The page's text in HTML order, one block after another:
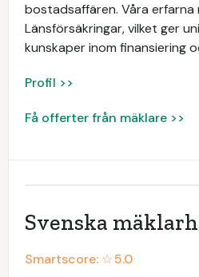
bostadsaffären. Våra erfarna
Länsförsäkringar, vilket ger
kunskaper inom finansiering
Profil >>
Få offerter från mäklare >>
Svenska
Smartscore: ☆5.0